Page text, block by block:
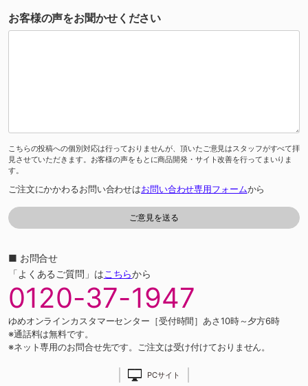
お客様の声をお聞かせください
こちらの投稿への個別対応は行っておりませんが、頂いたご意見はスタッフがすべて拝
見させていただきます。お客様の声をもとに商品開発・サイト改善を行ってまいりま
す。
ご注文にかかわるお問い合わせはお問い合わせ専用フォームから
■ お問合せ
「よくあるご質問」はこちらから
0120-37-1947
ゆめオンラインカスタマーセンター［受付時間］あさ10時～夕方6時
※通話料は無料です。
※ネット専用のお問合せ先です。ご注文は受け付けておりません。
PCサイト